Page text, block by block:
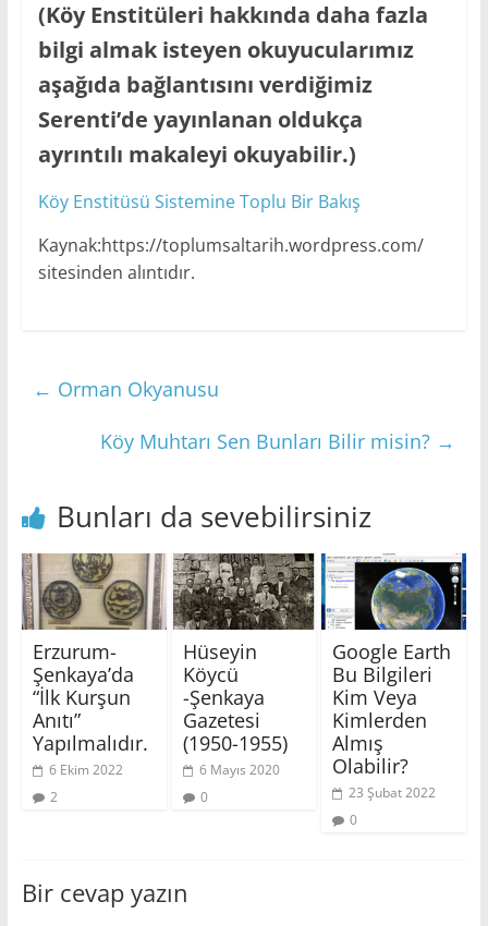
(Köy Enstitüleri hakkında daha fazla
bilgi almak isteyen okuyucularımız
aşağıda bağlantısını verdiğimiz
Serenti’de yayınlanan oldukça
ayrıntılı makaleyi okuyabilir.)
Köy Enstitüsü Sistemine Toplu Bir Bakış
Kaynak:https://toplumsaltarih.wordpress.com/
sitesinden alıntıdır.
← Orman Okyanusu
Köy Muhtarı Sen Bunları Bilir misin? →
Bunları da sevebilirsiniz
Erzurum-
Şenkaya’da
“İlk Kurşun
Anıtı”
Yapılmalıdır.
6 Ekim 2022
2
Hüseyin
Köycü
-Şenkaya
Gazetesi
(1950-1955)
6 Mayıs 2020
0
Google Earth
Bu Bilgileri
Kim Veya
Kimlerden
Almış
Olabilir?
23 Şubat 2022
0
Bir cevap yazın